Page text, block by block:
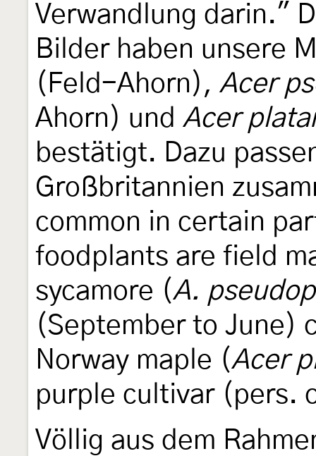
Verwandlung darin."
Bilder haben unsere
(Feld-Ahorn), Acer
Ahorn) und Acer
bestätigt. Dazu
Großbritannien
common in certain
foodplants are field
sycamore (A.
(September to June)
Norway maple (Acer
purple cultivar (pers.
Völlig aus dem